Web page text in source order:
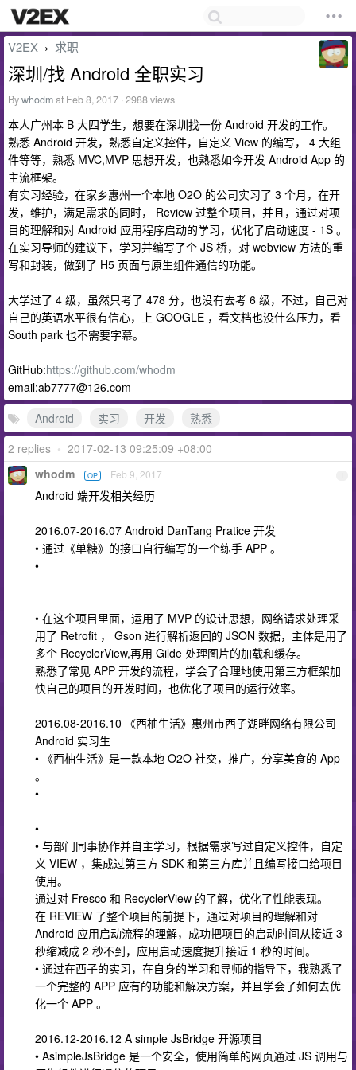
V2EX › 求职
深圳/找 Android 全职实习
Bywhodmat Feb 8, 2017 · 2988 views
本人广州本 B 大四学生，想要在深圳找一份 Android 开发的工作。
熟悉 Android 开发，熟悉自定义控件，自定义 View 的编写， 4 大组
件等等，熟悉 MVC,MVP 思想开发，也熟悉如今开发 Android App 的
主流框架。
有实习经验，在家乡惠州一个本地 O2O 的公司实习了 3 个月，在开
发，维护，满足需求的同时， Review 过整个项目，并且，通过对项
目的理解和对 Android 应用程序启动的学习，优化了启动速度 - 1S 。
在实习导师的建议下，学习并编写了个 JS 桥，对 webview 方法的重
写和封装，做到了 H5 页面与原生组件通信的功能。
大学过了 4 级，虽然只考了 478 分，也没有去考 6 级，不过，自己对
自己的英语水平很有信心，上 GOOGLE ，看文档也没什么压力，看
South park 也不需要字幕。
GitHub:https://github.com/whodm
email:ab7777@126.com
Android
实习 开发
熟悉
2 replies • 2017-02-13 09:25:09 +08:00
1
whodm OP Feb 9, 2017
Android 端开发相关经历
2016.07-2016.07 Android DanTang Pratice 开发
• 通过《单糖》的接口自行编写的一个练手 APP 。
•
• 在这个项目里面，运用了 MVP 的设计思想，网络请求处理采
用了 Retrofit ， Gson 进行解析返回的 JSON 数据，主体是用了
多个 RecyclerView,再用 Gilde 处理图片的加载和缓存。
熟悉了常见 APP 开发的流程，学会了合理地使用第三方框架加
快自己的项目的开发时间，也优化了项目的运行效率。
2016.08-2016.10 《西柚生活》惠州市西子湖畔网络有限公司
Android 实习生
• 《西柚生活》是一款本地 O2O 社交，推广，分享美食的 App
。
•
•
• 与部门同事协作并自主学习，根据需求写过自定义控件，自定
义 VIEW ，集成过第三方 SDK 和第三方库并且编写接口给项目
使用。
通过对 Fresco 和 RecyclerView 的了解，优化了性能表现。
在 REVIEW 了整个项目的前提下，通过对项目的理解和对
Android 应用启动流程的理解，成功把项目的启动时间从接近 3
秒缩减成 2 秒不到，应用启动速度提升接近 1 秒的时间。
• 通过在西子的实习，在自身的学习和导师的指导下，我熟悉了
一个完整的 APP 应有的功能和解决方案，并且学会了如何去优
化一个 APP 。
2016.12-2016.12 A simple JsBridge 开源项目
• AsimpleJsBridge 是一个安全，使用简单的网页通过 JS 调用与